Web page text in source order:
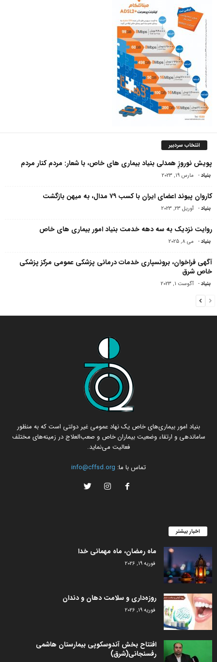
انتخاب سردبیر
پویش نوروزِ همدلی بنیاد بیماری های خاص، با شعار: مردم کنار مردم
بنیاد- مارس 19, 2023
کاروان پیوند اعضای ایران با کسب ۷۹ مدال، به میهن بازگشت
بنیاد- آوریل 23, 2023
روایت نزدیک به سه دهه خدمت بنیاد امور بیماری های خاص
بنیاد- می 8, 2025
آگهی فراخوان، برونسپاری خدمات درمانی پزشکی عمومی مرکز پزشکی
خاص شرق
بنیاد- آگوست 1, 2023
بنیاد امور بیماری‌های خاص یک نهاد عمومی غیر دولتی است که به منظور
ساماندهی و ارتقاء وضعیت بیماران خاص و صعب‌العلاج در زمینه‌های مختلف
فعالیت می‌نماید.
تماس با ما: info@cffsd.org
اخبار بیشتر
ماه رمضان، ماه مهمانی خدا
فوریه 19, 2026
روزه‌داری و سلامت دهان و دندان
فوریه 19, 2026
افتتاح بخش آندوسکوپی بیمارستان هاشمی
رفسنجانی(شرق)